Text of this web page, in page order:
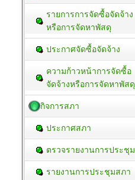
รายการการจัดซื้อจัดจ้าง
หรือการจัดหาพัสดุ
ประกาศจัดซื้อจัดจ้าง
ความก้าวหน้าการจัดซื้อ
จัดจ้างหรือการจัดหาพัสดุ
กิจการสภา
ประกาศสภา
ตรวจรายงานการประชุม
รายงานการประชุมสภา